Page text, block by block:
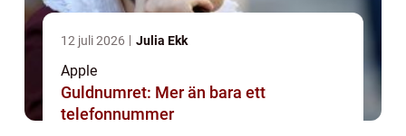
12 juli 2026 Julia Ekk
Apple
Guldnumret: Mer än bara ett
telefonnummer